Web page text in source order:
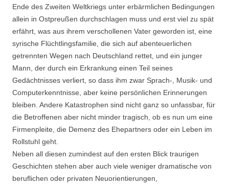
Ende des Zweiten Weltkriegs unter erbärmlichen Bedingungen
allein in Ostpreußen durchschlagen muss und erst viel zu spät
erfährt, was aus ihrem verschollenen Vater geworden ist, eine
syrische Flüchtlingsfamilie, die sich auf abenteuerlichen
getrennten Wegen nach Deutschland rettet, und ein junger
Mann, der durch ein Erkrankung einen Teil seines
Gedächtnisses verliert, so dass ihm zwar Sprach-, Musik- und
Computerkenntnisse, aber keine persönlichen Erinnerungen
bleiben. Andere Katastrophen sind nicht ganz so unfassbar, für
die Betroffenen aber nicht minder tragisch, ob es nun um eine
Firmenpleite, die Demenz des Ehepartners oder ein Leben im
Rollstuhl geht.
Neben all diesen zumindest auf den ersten Blick traurigen
Geschichten stehen aber auch viele weniger dramatische von
beruflichen oder privaten Neuorientierungen,